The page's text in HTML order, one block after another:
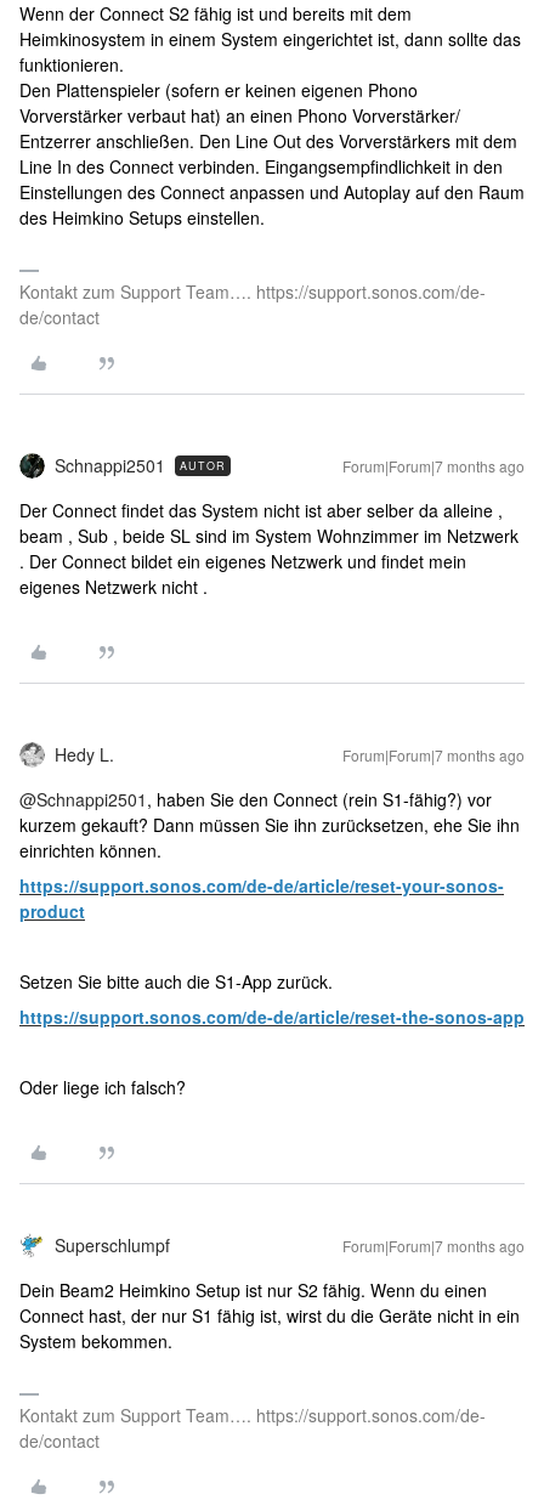
Wenn der Connect S2 fähig ist und bereits mit dem
Heimkinosystem in einem System eingerichtet ist, dann sollte das
funktionieren.
Den Plattenspieler (sofern er keinen eigenen Phono
Vorverstärker verbaut hat) an einen Phono Vorverstärker/
Entzerrer anschließen. Den Line Out des Vorverstärkers mit dem
Line In des Connect verbinden. Eingangsempfindlichkeit in den
Einstellungen des Connect anpassen und Autoplay auf den Raum
des Heimkino Setups einstellen.
Kontakt zum Support Team…. https://support.sonos.com/de-
de/contact
Schnappi2501 AUTOR Forum|Forum|7 months ago
Der Connect findet das System nicht ist aber selber da alleine ,
beam , Sub , beide SL sind im System Wohnzimmer im Netzwerk
. Der Connect bildet ein eigenes Netzwerk und findet mein
eigenes Netzwerk nicht .
Hedy L. Forum|Forum|7 months ago
@Schnappi2501 , haben Sie den Connect (rein S1-fähig?) vor
kurzem gekauft? Dann müssen Sie ihn zurücksetzen, ehe Sie ihn
einrichten können.
https://support.sonos.com/de-de/article/reset-your-sonos-
product
Setzen Sie bitte auch die S1-App zurück.
https://support.sonos.com/de-de/article/reset-the-sonos-app
Oder liege ich falsch?
Superschlumpf Forum|Forum|7 months ago
Dein Beam2 Heimkino Setup ist nur S2 fähig. Wenn du einen
Connect hast, der nur S1 fähig ist, wirst du die Geräte nicht in ein
System bekommen.
Kontakt zum Support Team…. https://support.sonos.com/de-
de/contact